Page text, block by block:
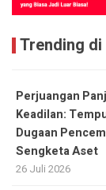
Trending
Perjuangan
Keadilan:
Dugaan
Sengketa Aset
26 Juli 2026